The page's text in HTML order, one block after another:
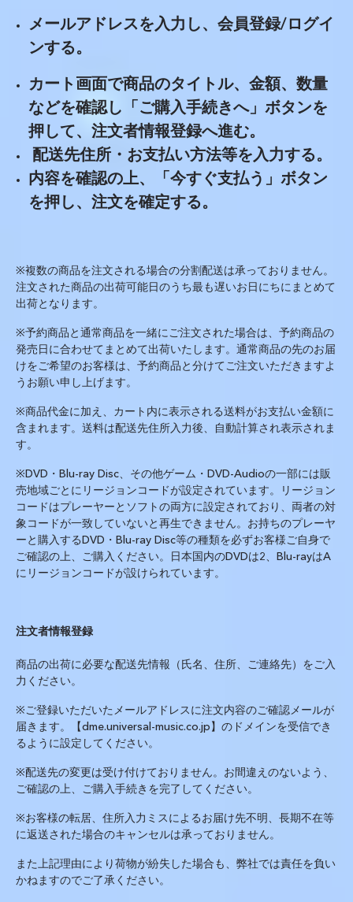
メールアドレスを入力し、会員登録/ログイ
ンする。
カート画面で商品のタイトル、金額、数量
などを確認し「ご購入手続きへ」ボタンを
押して、注文者情報登録へ進む。
配送先住所・お支払い方法等を入力する。
内容を確認の上、「今すぐ支払う」ボタン
を押し、注文を確定する。
※複数の商品を注文される場合の分割配送は承っておりません。
注文された商品の出荷可能日のうち最も遅いお日にちにまとめて
出荷となります。
※予約商品と通常商品を一緒にご注文された場合は、予約商品の
発売日に合わせてまとめて出荷いたします。通常商品の先のお届
けをご希望のお客様は、予約商品と分けてご注文いただきますよ
うお願い申し上げます。
※商品代金に加え、カート内に表示される送料がお支払い金額に
含まれます。送料は配送先住所入力後、自動計算され表示されま
す。
※DVD ・ Blu-ray Disc、その他ゲーム・ DVD-Audioの一部には販
売地域ごとにリージョンコードが設定されています。リージョン
コードはプレーヤーとソフトの両方に設定されており、両者の対
象コードが一致していないと再生できません。お持ちのプレーヤ
ーと購入するDVD ・ Blu-ray Disc等の種類を必ずお客様ご自身で
ご確認の上、ご購入ください。日本国内のDVDは2、 Blu-rayはA
にリージョンコードが設けられています。
注文者情報登録
商品の出荷に必要な配送先情報（氏名、住所、ご連絡先）をご入
力ください。
※ご登録いただいたメールアドレスに注文内容のご確認メールが
届きます。【dme.universal-music.co.jp】のドメインを受信でき
るように設定してください。
※配送先の変更は受け付けておりません。お間違えのないよう、
ご確認の上、ご購入手続きを完了してください。
※お客様の転居、住所入力ミスによるお届け先不明、長期不在等
に返送された場合のキャンセルは承っておりません。
また上記理由により荷物が紛失した場合も、弊社では責任を負い
かねますのでご了承ください。